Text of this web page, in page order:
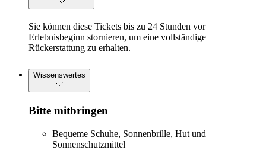
Sie können diese Tickets bis zu 24 Stunden vor
Erlebnisbeginn stornieren, um eine vollständige
Rückerstattung zu erhalten.
Wissenswertes
Bitte mitbringen
Bequeme Schuhe, Sonnenbrille, Hut und
Sonnenschutzmittel